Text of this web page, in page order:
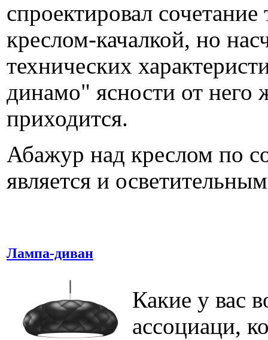
спроектировал сочетание
креслом-качалкой, но
технических
динамо" ясности от него
приходится.
Абажур над креслом по
является и
Лампа-диван
Какие у вас
ассоциаци,